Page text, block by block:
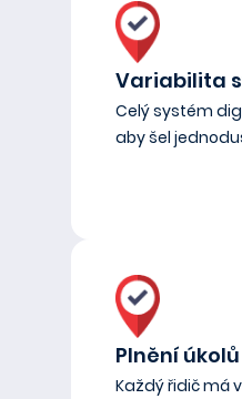
Variabilita
Celý systém
aby šel
Plnění úkolů
Každý řidič má